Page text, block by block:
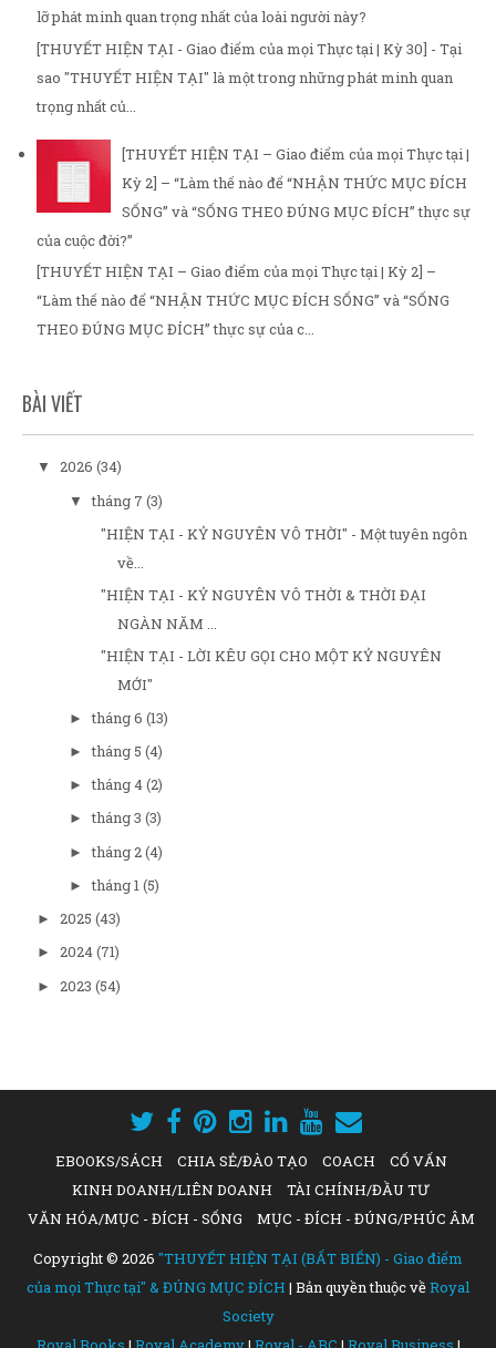
lỡ phát minh quan trọng nhất của loài người này?
[THUYẾT HIỆN TẠI - Giao điểm của mọi Thực tại | Kỳ 30] - Tại
sao "THUYẾT HIỆN TẠI" là một trong những phát minh quan
trọng nhất củ...
[THUYẾT HIỆN TẠI – Giao điểm của mọi Thực tại |
Kỳ 2] – “Làm thế nào để “NHẬN THỨC MỤC ĐÍCH
SỐNG” và “SỐNG THEO ĐÚNG MỤC ĐÍCH” thực sự
của cuộc đời?”
[THUYẾT HIỆN TẠI – Giao điểm của mọi Thực tại | Kỳ 2] –
“Làm thế nào để “NHẬN THỨC MỤC ĐÍCH SỐNG” và “SỐNG
THEO ĐÚNG MỤC ĐÍCH” thực sự của c...
BÀI VIẾT
▼ 2026 (34)
▼tháng 7 (3)
"HIỆN TẠI - KỶ NGUYÊN VÔ THỜI" - Một tuyên ngôn
về...
"HIỆN TẠI - KỶ NGUYÊN VÔ THỜI & THỜI ĐẠI
NGÀN NĂM ...
"HIỆN TẠI - LỜI KÊU GỌI CHO MỘT KỶ NGUYÊN
MỚI"
►tháng 6 (13)
►tháng 5 (4)
►tháng 4(2)
►tháng 3 (3)
►tháng 2(4)
►tháng 1(5)
► 2025 (43)
► 2024(71)
► 2023 (54)
EBOOKS/SÁCH CHIA SẺ/ĐÀO TẠO COACH
CỐ VẤN
KINH DOANH/LIÊN DOANH
TÀI CHÍNH/ĐẦU TƯ
VĂN HÓA/MỤC - ĐÍCH - SỐNG
MỤC - ĐÍCH - ĐÚNG/PHÚC ÂM
Copyright © 2026 "THUYẾT HIỆN TẠI (BẤT BIẾN) - Giao điểm
của mọi Thực tại" & ĐÚNG MỤC ĐÍCH | Bản quyền thuộc vềRoyal
Society